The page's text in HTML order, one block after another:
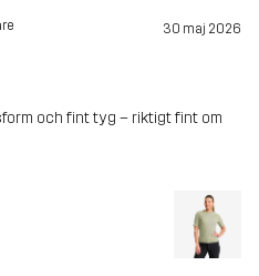
30 maj 2026
och fint tyg – riktigt fint om